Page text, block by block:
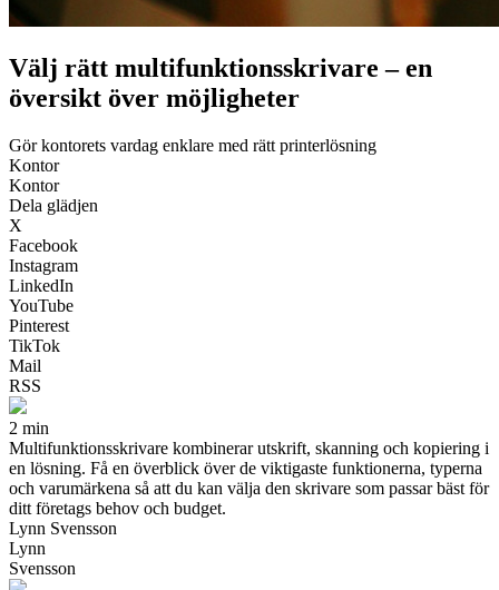
Välj rätt multifunktionsskrivare – en
översikt över möjligheter
Gör kontorets vardag enklare med rätt printerlösning
Kontor
Kontor
Dela glädjen
X
Facebook
Instagram
LinkedIn
YouTube
Pinterest
TikTok
Mail
RSS
2 min
Multifunktionsskrivare kombinerar utskrift, skanning och kopiering i
en lösning. Få en överblick över de viktigaste funktionerna, typerna
och varumärkena så att du kan välja den skrivare som passar bäst för
ditt företags behov och budget.
Lynn Svensson
Lynn
Svensson